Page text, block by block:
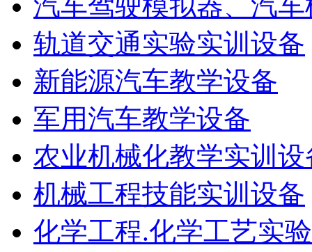
轨道交通实验实训设备
新能源汽车教学设备
军用汽车教学设备
农业机械化教学实训设
机械工程技能实训设备
化学工程.化学工艺实